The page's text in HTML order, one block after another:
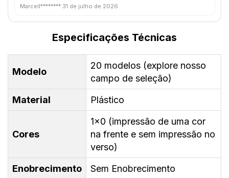
Marcell******** 31 de julho de 2026
Especificações Técnicas
Modelo
20 modelos (explore nosso
campo de seleção)
Material
Plástico
Cores
1x0 (impressão de uma cor
na frente e sem impressão no
verso)
Enobrecimento
Sem Enobrecimento